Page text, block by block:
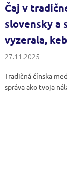
Čaj v
slovensky a
vyzerala,
27.11.2025
Tradičná čínska
správa ako tvoja